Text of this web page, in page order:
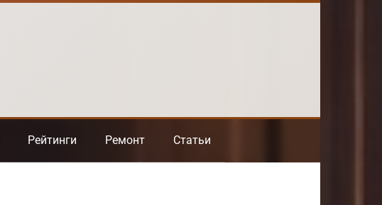
Рейтинги Ремонт Статьи